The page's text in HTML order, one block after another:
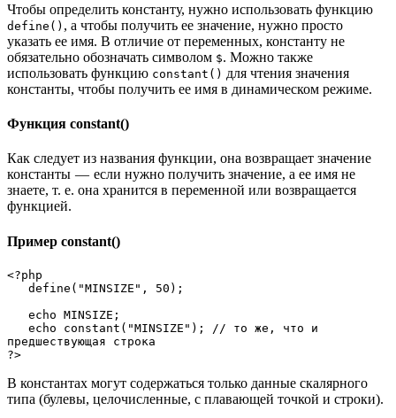
Чтобы определить константу, нужно использовать функцию
define() , а чтобы получить ее значение, нужно просто
указать ее имя. В отличие от переменных, константу не
обязательно обозначать символом $. Можно также
использовать функцию constant() для чтения значения
константы, чтобы получить ее имя в динамическом режиме.
Функция constant()
Как следует из названия функции, она возвращает значение
константы — если нужно получить значение, а ее имя не
знаете, т. е. она хранится в переменной или возвращается
функцией.
Пример constant()
<?php
   define("MINSIZE", 50);
   echo MINSIZE;
предшествующая строка
?>
В константах могут содержаться только данные скалярного
типа (булевы, целочисленные, с плавающей точкой и строки).